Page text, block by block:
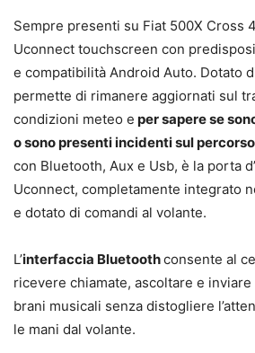
Sempre presenti su Fiat 500X Cross
Uconnect touchscreen con
e compatibilità Android Auto. Dotato
permette di rimanere aggiornati sul
condizioni meteo e per sapere se
o sono presenti incidenti sul percorso
con Bluetooth, Aux e Usb, è la porta
Uconnect, completamente integrato
e dotato di comandi al volante.
L’interfaccia Bluetoothconsente al
ricevere chiamate, ascoltare e inviare
brani musicali senza distogliere
le mani dal volante.